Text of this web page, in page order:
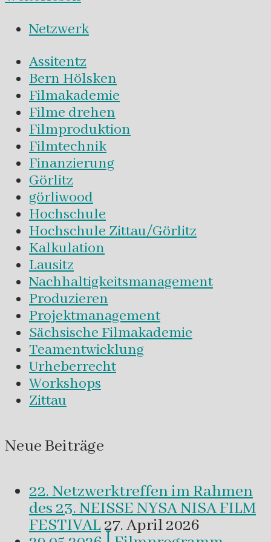
Netzwerk
Assitentz
Bern Hölsken
Filmakademie
Filme drehen
Filmproduktion
Filmtechnik
Finanzierung
Görlitz
görliwood
Hochschule
Hochschule Zittau/Görlitz
Kalkulation
Lausitz
Nachhaltigkeitsmanagement
Produzieren
Projektmanagement
Sächsische Filmakademie
Teamentwicklung
Urheberrecht
Workshops
Zittau
Neue Beiträge
22. Netzwerktreffen im Rahmen
des 23. NEISSE NYSA NISA FILM
FESTIVAL27. April 2026